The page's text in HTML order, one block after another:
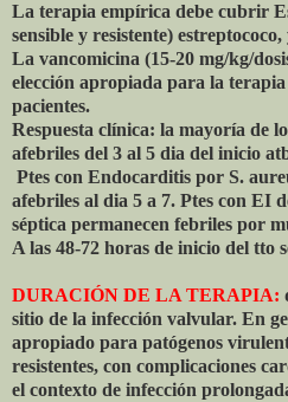
La terapia empírica debe cubrir
sensible y resistente)
La vancomicina (15-20 mg/kg/
elección apropiada para la
pacientes.
Respuesta clínica: la mayoría de
afebriles del 3 al 5 dia del inicio
Ptes con Endocarditis por S.
afebriles al dia 5 a 7. Ptes con EI
séptica permanecen febriles por
A las 48-72 horas de inicio del tto
DURACIÓN DE LA TERAPIA:
sitio de la infección valvular. En
apropiado para patógenos
resistentes, con complicaciones
el contexto de infección